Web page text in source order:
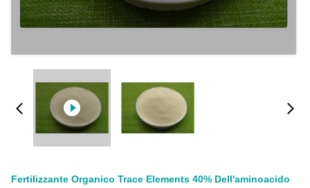
Fertilizzante Organico Trace Elements 40% Dell'aminoacido